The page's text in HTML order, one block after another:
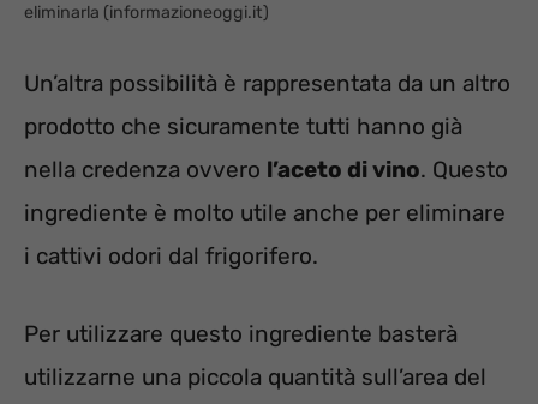
eliminarla (informazioneoggi.it)
Un’altra possibilità è rappresentata da un altro
prodotto che sicuramente tutti hanno già
nella credenza ovvero l’aceto di vino. Questo
ingrediente è molto utile anche per eliminare
i cattivi odori dal frigorifero.
Per utilizzare questo ingrediente basterà
utilizzarne una piccola quantità sull’area del